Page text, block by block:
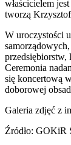
właścicielem
tworzą Krzysztof
W uroczystości
przedsiębiorstw,
Ceremonia
się koncertową
doborowej
Galeria zdjęć z
Źródło: GOKiR